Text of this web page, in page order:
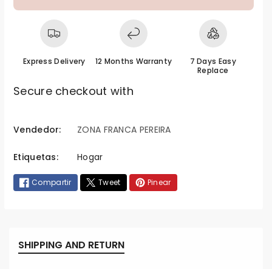
Express Delivery 12 Months Warranty
7 Days Easy
Replace
Secure checkout with
é
o
d
o
p
Vendedor: ZONA FRANCA PEREIRA
Etiquetas: Hogar
Compartir Tweet Pinear
SHIPPING AND RETURN